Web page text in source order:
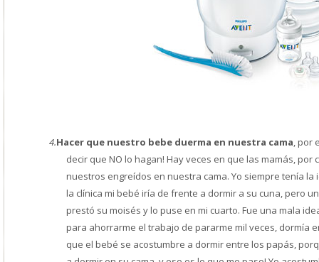
4.Hacer que nuestro bebe duerma en nuestra cama, por
decir que NO lo hagan! Hay veces en que las mamás, por
nuestros engreídos en nuestra cama. Yo siempre tenía
la clínica mi bebé iría de frente a dormir a su cuna, pero
prestó su moisés y lo puse en mi cuarto. Fue una mala
para ahorrarme el trabajo de pararme mil veces, dormía
que el bebé se acostumbre a dormir entre los papás,